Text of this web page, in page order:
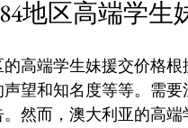
地区高端学生
的高端学生妹援交价格
望和知名度等等。需
然而，澳大利亚的高